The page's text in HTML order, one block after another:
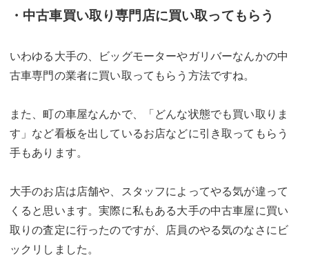
・中古車買い取り専門店に買い取ってもらう
いわゆる大手の、ビッグモーターやガリバーなんかの中
古車専門の業者に買い取ってもらう方法ですね。
また、町の車屋なんかで、「どんな状態でも買い取りま
す」など看板を出しているお店などに引き取ってもらう
手もあります。
大手のお店は店舗や、スタッフによってやる気が違って
くると思います。実際に私もある大手の中古車屋に買い
取りの査定に行ったのですが、店員のやる気のなさにビ
ックリしました。